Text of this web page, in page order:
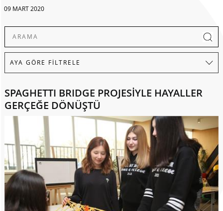
09 MART 2020
SPAGHETTI BRIDGE PROJESİYLE HAYALLER
GERÇEĞE DÖNÜŞTÜ